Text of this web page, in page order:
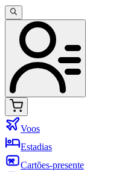
Voos
Estadias
Cartões-presente